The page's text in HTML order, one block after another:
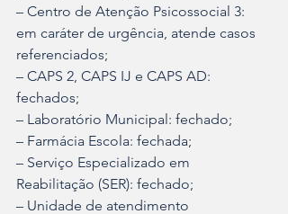
– Centro de Atenção Psicossocial 3:
em caráter de urgência, atende casos
referenciados;
– CAPS 2, CAPS IJ e CAPS AD:
fechados;
– Laboratório Municipal: fechado;
– Farmácia Escola: fechada;
– Serviço Especializado em
Reabilitação (SER): fechado;
– Unidade de atendimento